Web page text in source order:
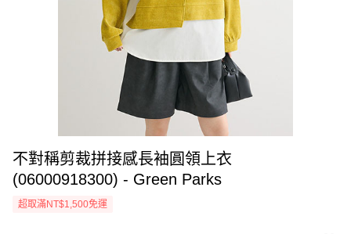
不對稱剪裁拼接感長袖圓領上衣
(06000918300) - Green Parks
超取滿NT$1,500免運